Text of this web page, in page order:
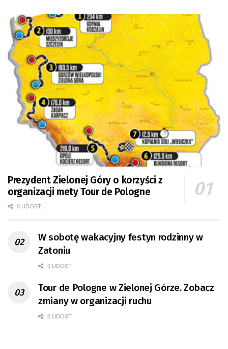
Prezydent Zielonej Góry o korzyści z
organizacji mety Tour de Pologne
0 UDOST.
W sobotę wakacyjny festyn rodzinny w
Zatoniu
0 UDOST.
Tour de Pologne w Zielonej Górze. Zobacz
zmiany w organizacji ruchu
0 UDOST.